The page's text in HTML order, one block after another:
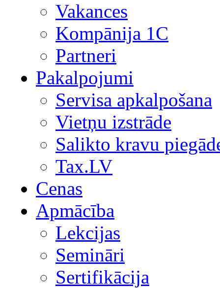
Vakances
Kompānija 1С
Partneri
Pakalpojumi
Servisa apkalpošana
Vietņu izstrāde
Salikto kravu
Tax.LV
Cenas
Apmācība
Lekcijas
Semināri
Sertifikācija